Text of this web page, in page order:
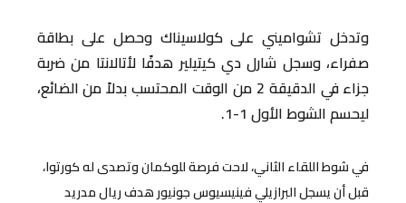
وتدخل تشواميني على كولاسيناك وحصل على بطاقة
صفراء، وسجل شارل دي كيتيلير هدفًا لأتالانتا من ضربة
جزاء في الدقيقة 2 من الوقت المحتسب بدلاً من الضائع،
ليحسم الشوط الأول 1-1.
في شوط اللقاء الثاني، لاحت فرصة للوكمان وتصدى له كورتوا،
قبل أن يسجل البرازيلي فينيسيوس جونيور هدف ريال مدريد